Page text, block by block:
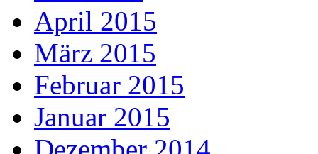
April 2015
März 2015
Februar 2015
Januar 2015